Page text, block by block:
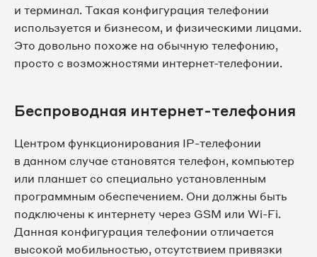
и терминал. Такая конфигурация телефонии
используется и бизнесом, и физическими лицами.
Это довольно похоже на обычную телефонию,
просто с возможностями интернет-телефонии.
Беспроводная интернет-телефония
Центром функционирования IP-телефонии
в данном случае становятся телефон, компьютер
или планшет со специально установленным
программным обеспечением. Они должны быть
подключены к интернету через GSM или Wi-Fi.
Данная конфигурация телефонии отличается
высокой мобильностью, отсутствием привязки